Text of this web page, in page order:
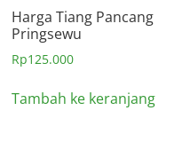
Harga Tiang Pancang
Pringsewu
Rp125.000
Tambah ke keranjang